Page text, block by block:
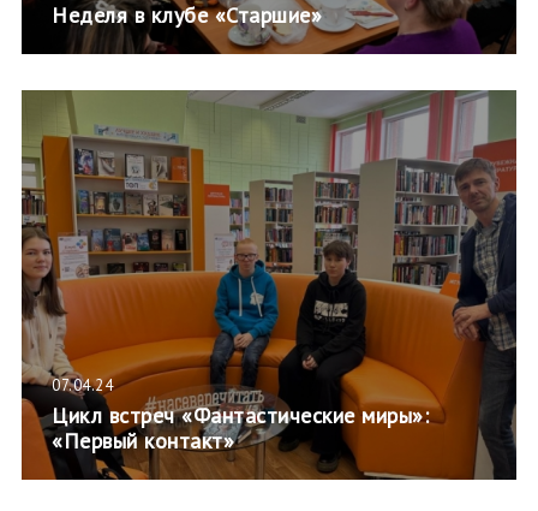
Неделя в клубе «Старшие»
07.04.24
Цикл встреч «Фантастические миры»:
«Первый контакт»